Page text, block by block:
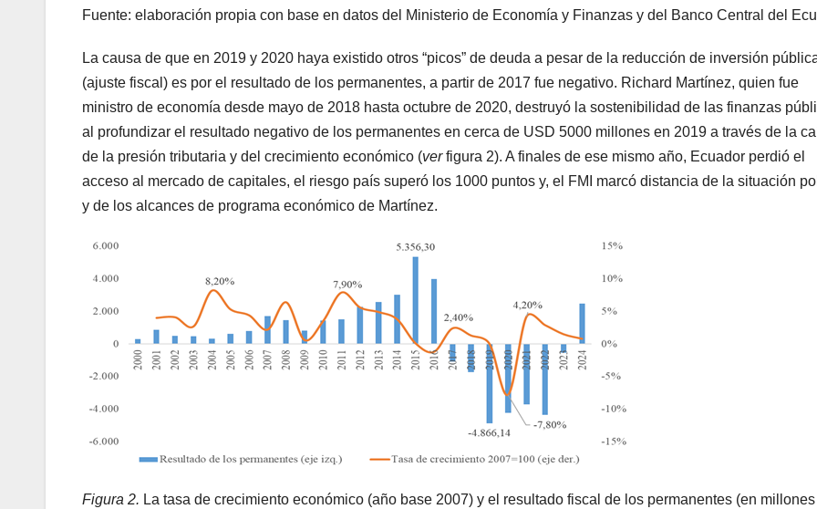
Fuente: elaboración propia con base en datos del Ministerio de Economía y Finanzas y del Banco Central del
La causa de que en 2019 y 2020 haya existido otros “picos” de deuda a pesar de la reducción de inversión
(ajuste fiscal) es por el resultado de los permanentes, a partir de 2017 fue negativo. Richard Martínez, quien fue
ministro de economía desde mayo de 2018 hasta octubre de 2020, destruyó la sostenibilidad de las finanzas
al profundizar el resultado negativo de los permanentes en cerca de USD 5000 millones en 2019 a través de la
de la presión tributaria y del crecimiento económico (verfigura 2). A finales de ese mismo año, Ecuador perdió el
acceso al mercado de capitales, el riesgo país superó los 1000 puntos y, el FMI marcó distancia de la situación
y de los alcances de programa económico de Martínez.
Figura 2. La tasa de crecimiento económico (año base 2007) y el resultado fiscal de los permanentes (en